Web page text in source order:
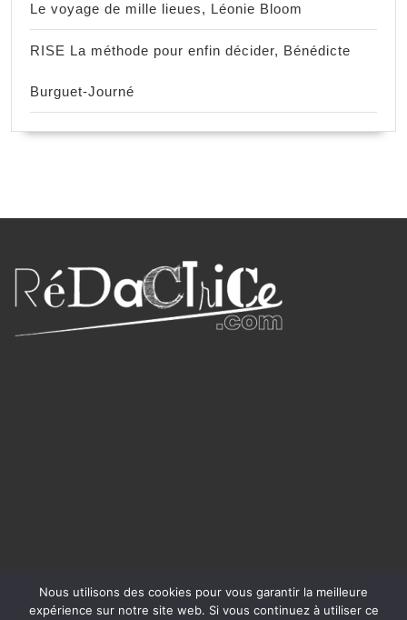
Le voyage de mille lieues, Léonie Bloom
RISE La méthode pour enfin décider, Bénédicte
Burguet-Journé
Nous utilisons des cookies pour vous garantir la meilleure
expérience sur notre site web. Si vous continuez à utiliser ce